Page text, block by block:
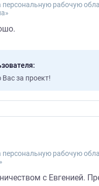
персональную рабочую
за проект!
персональную рабочую
с Евгенией.